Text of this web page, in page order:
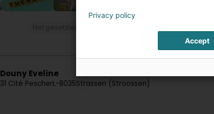
Douny Eveline
31 Cité PescherL-8035Strassen (Stroossen)
Privacy policy
Accept